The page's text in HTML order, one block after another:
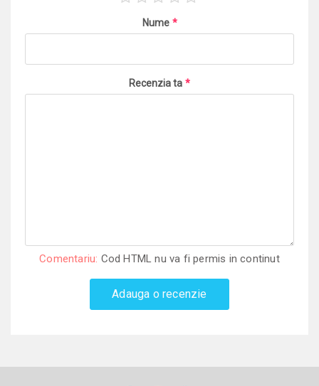
Nume *
Recenzia ta *
Comentariu: Cod HTML nu va fi permis in continut
Adauga o recenzie